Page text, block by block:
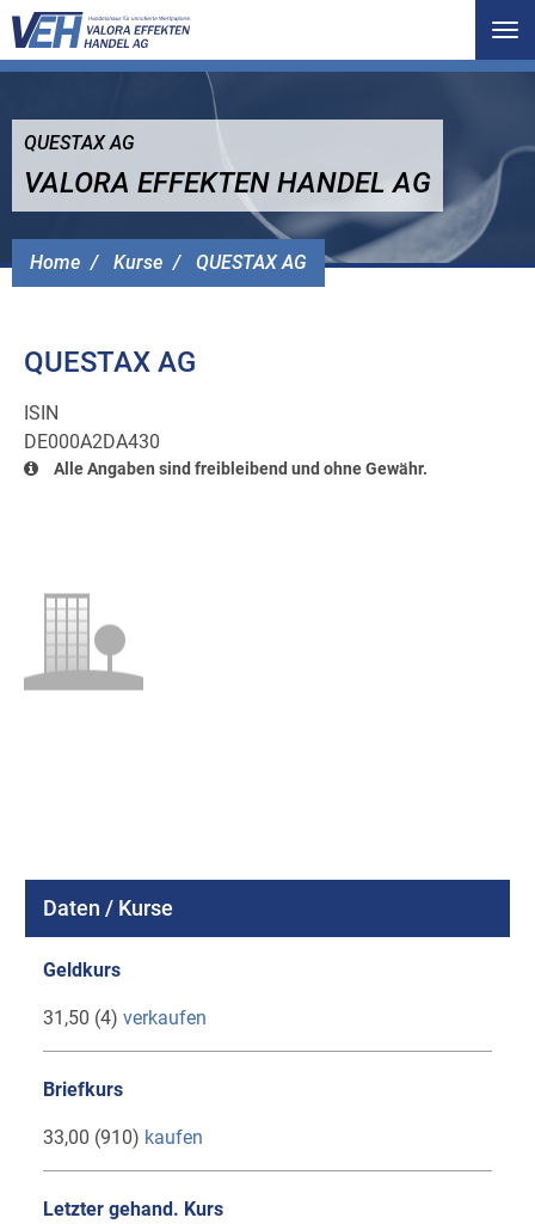
Home Kurse QUESTAX AG
QUESTAX AG
VALORA EFFEKTEN HANDEL AG
QUESTAX AG
ISIN
DE000A2DA430
Alle Angaben sind freibleibend und ohne Gewähr.
Daten / Kurse
Geldkurs
31,50 (4) verkaufen
Briefkurs
33,00 (910) kaufen
Letzter gehand. Kurs